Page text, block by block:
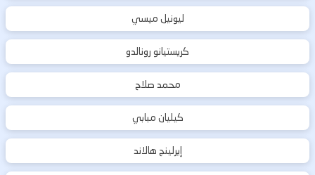
ليونيل ميسي
كريستيانو رونالدو
محمد صلاح
كيليان مبابي
إيرلينج هالاند